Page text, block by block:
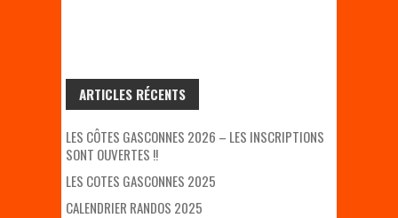
ARTICLES RÉCENTS
LES CÔTES GASCONNES 2026 – LES INSCRIPTIONS
SONT OUVERTES !!
LES COTES GASCONNES 2025
CALENDRIER RANDOS 2025